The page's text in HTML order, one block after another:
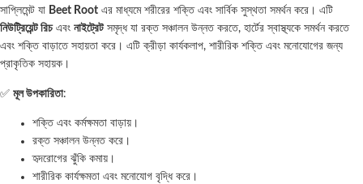
সাপ্লিমেন্ট যা Beet Root এর মাধ্যমে শরীরের শক্তি এবং সার্বিক সুস্থতা সমর্থন করে। এটি
নিউট্রিয়েন্টরিচএবং নাইট্রেটসমৃদ্ধ যা রক্ত সঞ্চালন উন্নত করতে, হার্টের স্বাস্থ্যকে সমর্থন করতে
এবং শক্তি বাড়াতে সহায়তা করে। এটি ক্রীড়া কার্যকলাপ, শারীরিক শক্তি এবং মনোযোগের জন্য
প্রাকৃতিক সহায়ক।
✅ মূলউপকারিতা:
শক্তি এবং কর্মক্ষমতা বাড়ায়।
রক্ত সঞ্চালন উন্নত করে।
হৃদরোগের ঝুঁকি কমায়।
শারীরিক কার্যক্ষমতা এবং মনোযোগ বৃদ্ধি করে।